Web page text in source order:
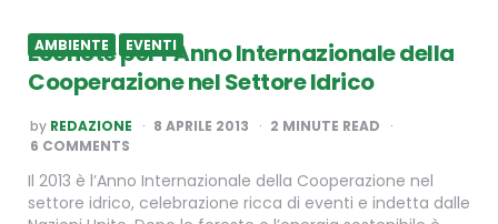
AMBIENTE EVENTI
Econote per l’Anno Internazionale della
Cooperazione nel Settore Idrico
POSTED
BY
by REDAZIONE 8 APRILE 2013 2 MINUTE READ
6 COMMENTS
Il 2013 è l’Anno Internazionale della Cooperazione nel
settore idrico, celebrazione ricca di eventi e indetta dalle